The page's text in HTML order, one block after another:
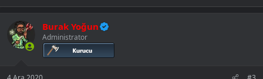
Burak Yoğun
Administrator